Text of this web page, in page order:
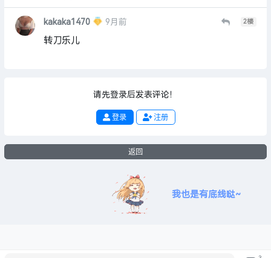
kakaka1470 9月前 2楼
转刀乐儿
请先登录后发表评论！
登录 注册
返回
我也是有底线哒~